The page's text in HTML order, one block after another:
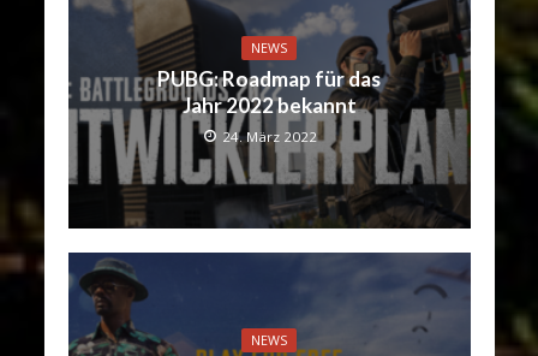
NEWS
PUBG: Roadmap für das
Jahr 2022 bekannt
24. März 2022
NEWS